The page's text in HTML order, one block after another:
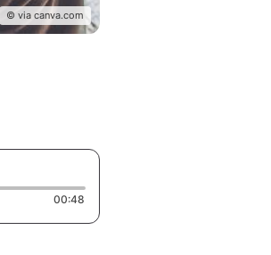
© via canva.com
00:48